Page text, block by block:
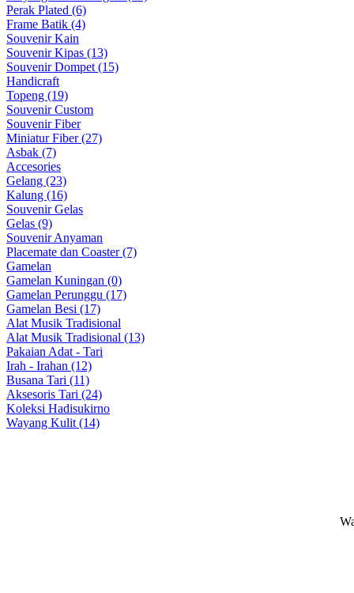
Perak Plated (6)
Frame Batik (4)
Souvenir Kain
Souvenir Kipas (13)
Souvenir Dompet (15)
Handicraft
Topeng (19)
Souvenir Custom
Souvenir Fiber
Miniatur Fiber (27)
Asbak (7)
Accesories
Gelang (23)
Kalung (16)
Souvenir Gelas
Gelas (9)
Souvenir Anyaman
Placemate dan Coaster (7)
Gamelan
Gamelan Kuningan (0)
Gamelan Perunggu (17)
Gamelan Besi (17)
Alat Musik Tradisional
Alat Musik Tradisional (13)
Pakaian Adat - Tari
Irah - Irahan (12)
Busana Tari (11)
Aksesoris Tari (24)
Koleksi Hadisukirno
Wayang Kulit (14)